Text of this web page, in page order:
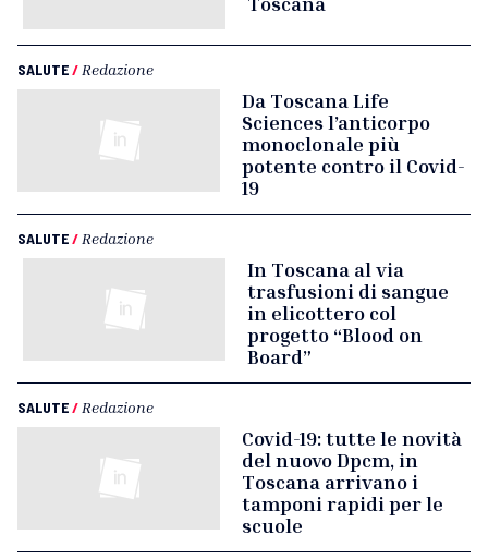
SALUTE/ Redazione
Da Toscana Life
Sciences l’anticorpo
monoclonale più
potente contro il Covid-
19
SALUTE/ Redazione
In Toscana al via
trasfusioni di sangue
in elicottero col
progetto “Blood on
Board”
SALUTE/ Redazione
Covid-19: tutte le novità
del nuovo Dpcm, in
Toscana arrivano i
tamponi rapidi per le
scuole